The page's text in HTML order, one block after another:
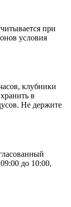
при
условия
клубники
в
Не держите
до 10:00,